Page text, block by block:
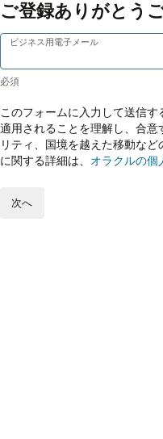
ご登録ありがとう
ビジネス用電子メール
このフォームに入力して送信す
適用されることを理解し、合
リティ、国境を越えた移動な
に関する詳細は、 オラクルの個
次へ